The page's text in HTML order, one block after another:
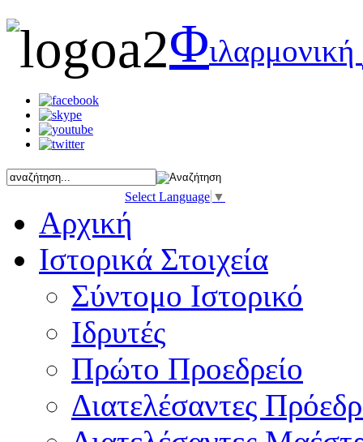
Φιλαρμονική
Select Language ▼
Αρχική
Ιστορικά Στοιχεία
Σύντομο Ιστορικό
Ιδρυτές
Πρώτο Προεδρείο
Διατελέσαντες